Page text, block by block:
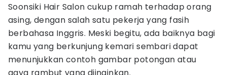
Soonsiki Hair Salon cukup ramah terhadap orang
asing, dengan salah satu pekerja yang fasih
berbahasa Inggris. Meski begitu, ada baiknya bagi
kamu yang berkunjung kemari sembari dapat
menunjukkan contoh gambar potongan atau